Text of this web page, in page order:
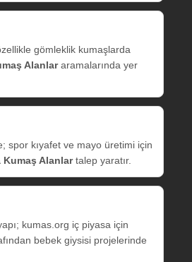
gömleklik kumaşlarda
Alanlararamalarında yer
spor kıyafet ve mayo üretimi için
Kumaş Alanlartalep yaratır.
kumas.org iç piyasa için
bebek giysisi projelerinde